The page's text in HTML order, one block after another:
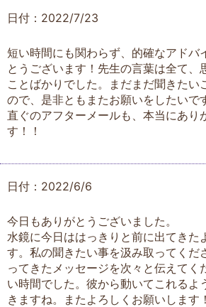
日付：2022/7/23
短い時間にも関わらず、的確なアドバ
とうございます！先生の言葉は全て、
ことばかりでした。まだまだ聞きたい
ので、是非ともまたお願いをしたいで
直ぐのアフターメールも、本当にあり
す！！
日付：2022/6/6
今日もありがとうございました。
水鏡に今日ははっきりと前に出てきた
す。私の聞きたい事を汲み取ってくだ
ってきたメッセージを次々と伝えてく
い時間でした。彼から動いてこれるよ
きますね。またよろしくお願いします！